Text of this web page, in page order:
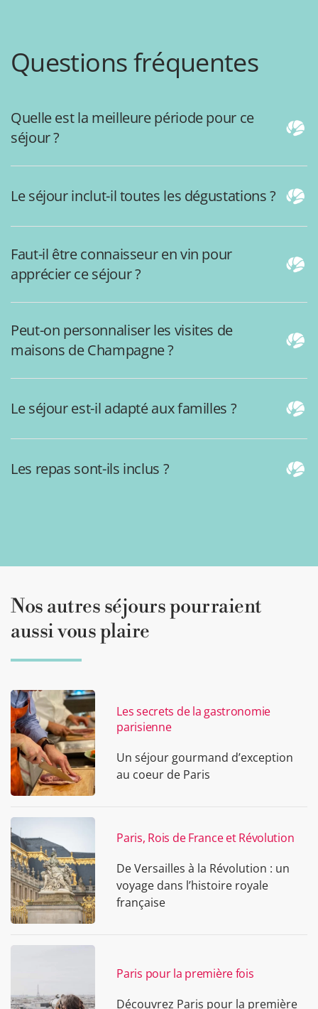
Questions fréquentes
Quelle est la meilleure période pour ce
séjour ?
Le séjour inclut-il toutes les dégustations ?
Faut-il être connaisseur en vin pour
apprécier ce séjour ?
Peut-on personnaliser les visites de
maisons de Champagne ?
Le séjour est-il adapté aux familles ?
Les repas sont-ils inclus ?
Nos autres séjours pourraient
aussi vous plaire
Les secrets de la gastronomie
parisienne
Un séjour gourmand d’exception
au coeur de Paris
Paris, Rois de France et Révolution
De Versailles à la Révolution : un
voyage dans l’histoire royale
française
Paris pour la première fois
Découvrez Paris pour la première